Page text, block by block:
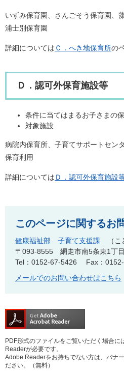
いずみ保育園、さんごそう保育園、
浦士別保育園
詳細については Ｃ．へき地保育所の
Ｄ．認可外保育施設等
条件に当てはまるお子さまの
対象施設
病院内保育所、子育てサポートセン
保育利用
詳細については Ｄ．認可外保育施設
このページに関するお
健康福祉部 子育て支援課
こ
〒093-8555
網走市南5条東1丁
Tel：0152-67-5426
Fax：
メールでのお問い合わせはこちら
PDF形式のファイルをご覧いただく場合
Readerが必要です。
Adobe Readerをお持ちでない方は、バナ
ださい。（無料）